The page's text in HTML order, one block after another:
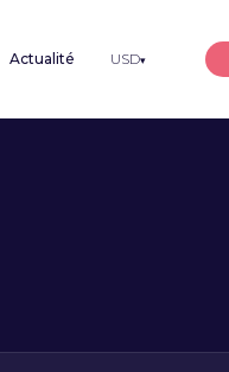
Actualité USD▾